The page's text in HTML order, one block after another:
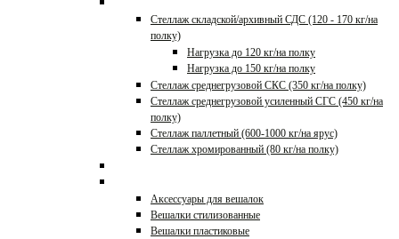
Стеллаж складской/архивный СДС (120 - 170 кг/на
полку)
Нагрузка до 120 кг/на полку
Нагрузка до 150 кг/на полку
Стеллаж среднегрузовой СКС (350 кг/на полку)
Стеллаж среднегрузовой усиленный СГС (450 кг/на
полку)
Стеллаж паллетный (600-1000 кг/на ярус)
Стеллаж хромированный (80 кг/на полку)
Аксессуары для вешалок
Вешалки стилизованные
Вешалки пластиковые